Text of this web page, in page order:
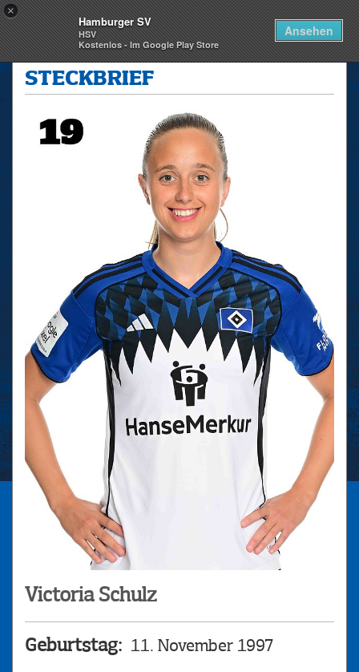
×
Hamburger SV
HSV
Kostenlos - Im Google Play Store
Ansehen
skip_navigation
STECKBRIEF
Victoria Schulz
Geburtstag: 11. November 1997